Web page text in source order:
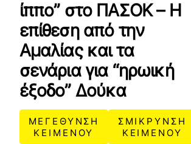
ίππο” στο ΠΑΣΟΚ – Η
επίθεση από την
Αμαλίας και τα
σενάρια για “ηρωική
έξοδο” Δούκα
ΜΕΓΕΘΥΝΣΗ
ΚΕΙΜΕΝΟΥ
ΣΜΙΚΡΥΝΣΗ
ΚΕΙΜΕΝΟΥ